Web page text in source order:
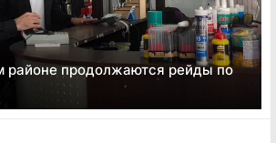
районе продолжаются рейды по